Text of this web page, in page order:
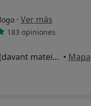
· Ver más
183 opiniones
Carrer Sant Jaume, 20-34 (davant mateix N-II), Calella • Mapa